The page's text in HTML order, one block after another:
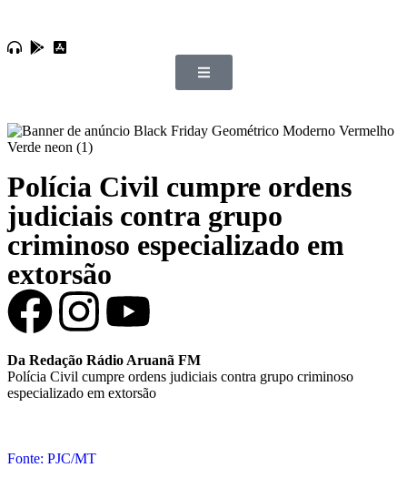
Polícia Civil cumpre ordens
judiciais contra grupo
criminoso especializado em
extorsão
Da Redação Rádio Aruanã FM
Polícia Civil cumpre ordens judiciais contra grupo criminoso
especializado em extorsão
Fonte: PJC/MT